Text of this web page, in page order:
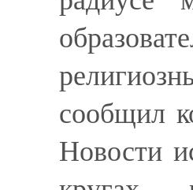
сообщил
Новости